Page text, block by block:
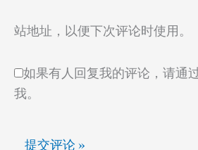
站地址，以便下次评论时使用。
如果有人回复我的评论，请通
我。